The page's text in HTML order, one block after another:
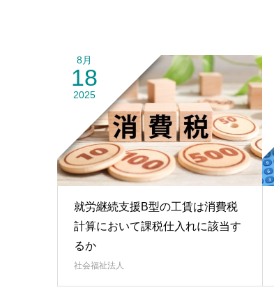
8月
18
2025
就労継続支援B型の工賃は消費税
計算において課税仕入れに該当す
るか
社会福祉法人